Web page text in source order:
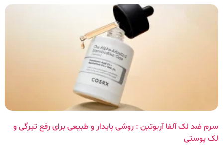
سرم ضد لک آلفا آربوتین : روشی پایدار و طبیعی برای رفع تیرگی و
لک پوستی